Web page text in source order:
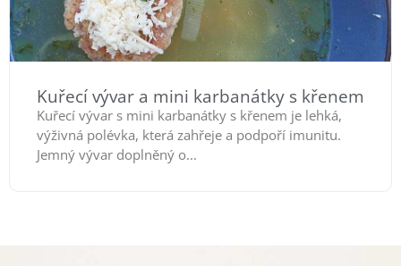
Kuřecí vývar a mini karbanátky s křenem
Kuřecí vývar s mini karbanátky s křenem je lehká,
výživná polévka, která zahřeje a podpoří imunitu.
Jemný vývar doplněný o...